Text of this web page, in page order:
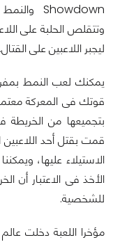
وتتقلص الحلبة على
ليجبر اللاعبين على القتال.
يمكنك لعب النمط
قوتك فى المعركة
بتجميعها من الخريطة
قمت بقتل أحد
الأخذ فى الاعتبار أن
للشخصية.